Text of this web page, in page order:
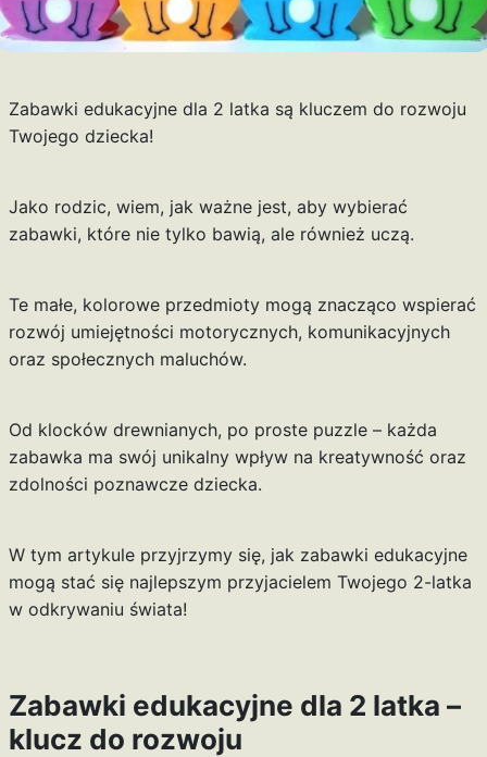
Zabawki edukacyjne dla 2 latka są kluczem do rozwoju
Twojego dziecka!
Jako rodzic, wiem, jak ważne jest, aby wybierać
zabawki, które nie tylko bawią, ale również uczą.
Te małe, kolorowe przedmioty mogą znacząco wspierać
rozwój umiejętności motorycznych, komunikacyjnych
oraz społecznych maluchów.
Od klocków drewnianych, po proste puzzle – każda
zabawka ma swój unikalny wpływ na kreatywność oraz
zdolności poznawcze dziecka.
W tym artykule przyjrzymy się, jak zabawki edukacyjne
mogą stać się najlepszym przyjacielem Twojego 2-latka
w odkrywaniu świata!
Zabawki edukacyjne dla 2 latka –
klucz do rozwoju